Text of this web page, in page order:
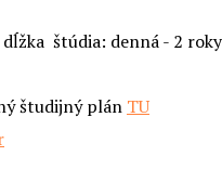
štúdia: denná - 2
študijný plán TU